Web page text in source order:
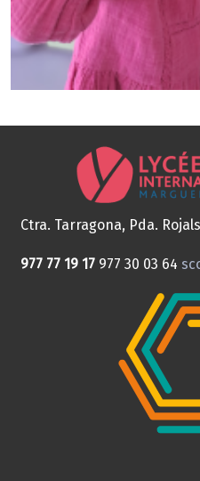
Ctra. Tarragona, Pda.
977 77 19 17 977 30 03 64